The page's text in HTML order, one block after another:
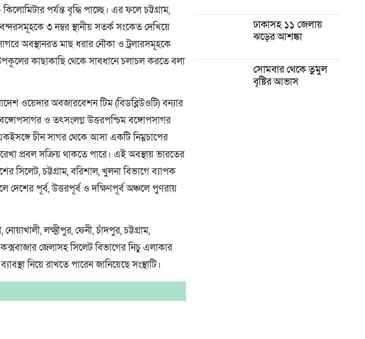
পর্যন্ত বৃদ্ধি পাচ্ছে। এর ফলে চট্টগ্রাম,
৩ নম্বর স্থানীয় সতর্ক সংকেত দেখিয়ে
অবস্থানরত মাছ ধরার নৌকা ও ট্রলারসমূহকে
উপকূলের কাছাকাছি থেকে সাবধানে চলাচল করতে বলা
ওয়েদার অবজারবেশন টিম (বিডব্লিউওটি) বন্যার
ও তৎসংলগ্ন উত্তরপশ্চিম বঙ্গোপসাগর
চীন সাগর থেকে আসা একটি নিম্নচাপের
প্রবল সক্রিয় থাকতে পারে। এই অবস্থায় ভারতের
সিলেট, চট্টগ্রাম, বরিশাল, খুলনা বিভাগে ব্যাপক
দেশের পূর্ব, উত্তরপূর্ব ও দক্ষিণপূর্ব অঞ্চলে পুণরায়
নোয়াখালী, লক্ষ্মীপুর, ফেনী, চাঁদপুর, চট্টগ্রাম,
কক্সবাজার জেলাসহ সিলেট বিভাগের নিচু এলাকার
নিয়ে রাখতে পারেন জানিয়েছে সংস্থাটি।
ঢাকাসহ ১১ জেলায়
ঝড়ের আশঙ্কা
সোমবার থেকে তুমুল
বৃষ্টির আভাস